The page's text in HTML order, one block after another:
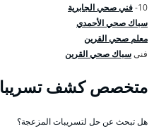
10- فني صحي الجابرية
سباك صحي الأحمدي
معلم صحي القرين
فنىسباك صحي القرين
متخصص كشف
هل تبحث عن حل لتسريبات المزعجة؟